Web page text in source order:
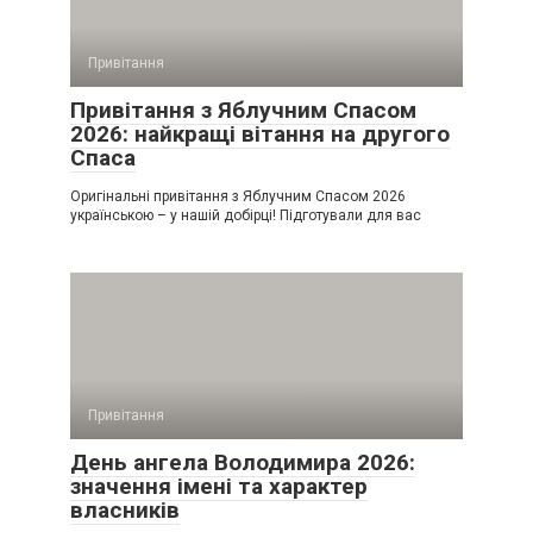
Привітання
Привітання з Яблучним Спасом
2026: найкращі вітання на другого
Спаса
Оригінальні привітання з Яблучним Спасом 2026
українською – у нашій добірці! Підготували для вас
Привітання
День ангела Володимира 2026:
значення імені та характер
власників